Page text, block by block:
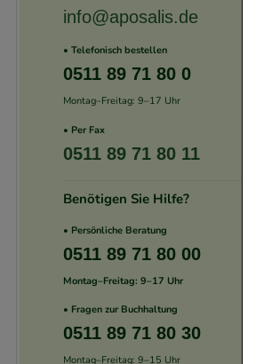
info@aposalis.de
• Telefonisch bestellen
0511 89 71 80 0
Montag–Freitag: 9–17 Uhr
• Per Fax
0511 89 71 80 11
Benötigen Sie Hilfe?
• Persönliche Beratung
0511 89 71 80 00
Montag–Freitag: 9–17 Uhr
• Fragen zur Buchhaltung
0511 89 71 80 30
Montag–Freitag: 9–15 Uhr